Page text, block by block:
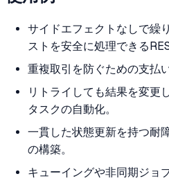
サイドエフェクトなしで繰
ストを安全に処理できる
重複取引を防ぐための支払
リトライしても結果を変更
タスクの自動化。
一貫した状態更新を持つ耐
の構築。
キューイングや非同期ジョ